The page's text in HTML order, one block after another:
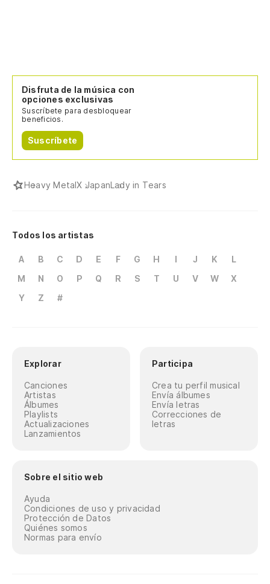
Disfruta de la música con
opciones exclusivas
Suscríbete para desbloquear
beneficios.
Suscríbete
Heavy MetalX JapanLady in Tears
Todos los artistas
A B C D E F G H I J K
L
M
N O P Q R S T U V W
X
Y
Z #
Explorar
Canciones
Artistas
Álbumes
Playlists
Actualizaciones
Lanzamientos
Participa
Crea tu perfil musical
Envía álbumes
Envía letras
Correcciones de
letras
Sobre el sitio web
Ayuda
Condiciones de uso y privacidad
Protección de Datos
Quiénes somos
Normas para envío